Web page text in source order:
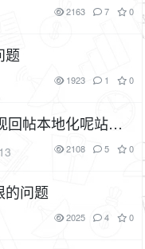
2163 7 0
题
1923 1 0
回帖本地化呢站长
2108 5 0
的问题
2025 4 0